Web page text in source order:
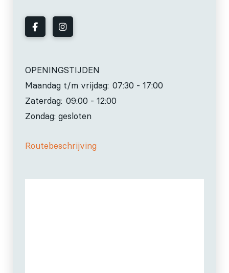
OPENINGSTIJDEN
Maandag t/m vrijdag: 07:30 - 17:00
Zaterdag: 09:00 - 12:00
Zondag: gesloten
Routebeschrijving